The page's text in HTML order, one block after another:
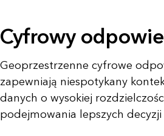
Cyfrowy
Geoprzestrzenne cyfrowe
zapewniają niespotykany
danych o wysokiej
podejmowania lepszych